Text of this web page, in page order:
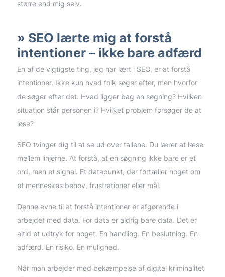
større end mig selv.
SEO lærte mig at forstå
intentioner – ikke bare adfærd
En af de vigtigste ting, jeg har lært i SEO, er at forstå
intentioner. Ikke kun hvad folk søger efter, men hvorfor
de søger efter det. Hvad ligger bag en søgning? Hvilken
situation står personen i? Hvilket problem forsøger de at
løse?
SEO tvinger dig til at se ud over tallene. Du lærer at læse
mellem linjerne. At forstå, at en søgning ikke bare er et
ord, men et signal. Et datapunkt, der fortæller noget om
et menneskes behov, frustrationer eller mål.
Denne evne til at forstå intentioner er afgørende i
arbejdet med data. For data er aldrig bare data. Det er
altid et udtryk for noget. En handling. En beslutning. En
adfærd. En risiko. En mulighed.
Når man arbejder med bekæmpelse af digital kriminalitet